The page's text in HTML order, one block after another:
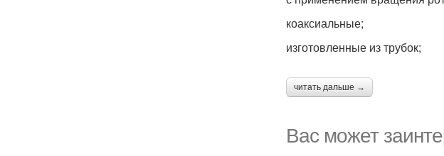
коаксиальные;
изготовленные из трубок;
читать дальше →
Вас может